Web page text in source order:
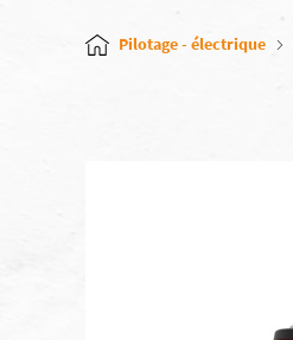
Pilotage - électrique